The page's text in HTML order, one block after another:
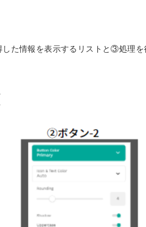
た情報を表示するリストと③処理を